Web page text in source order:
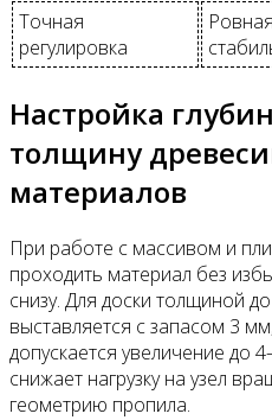
Точная
регулировка
Настройка
толщину
материалов
При работе с массивом и
проходить материал без
снизу. Для доски толщиной
выставляется с запасом 3
допускается увеличение до
снижает нагрузку на узел
геометрию пропила.